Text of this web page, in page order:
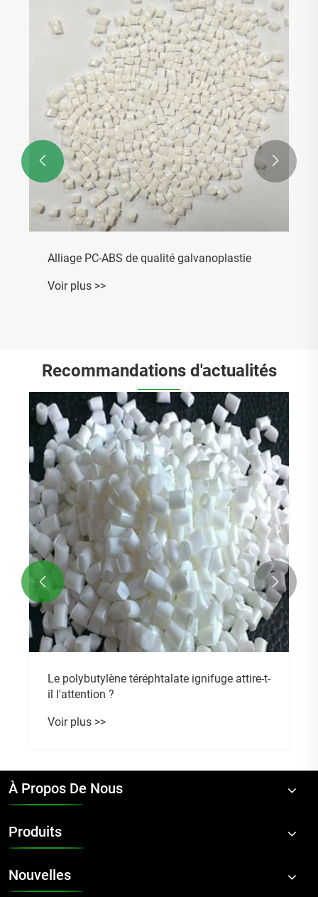
Alliage PC-ABS de qualité galvanoplastie
Voir plus >>
 
Recommandations d'actualités
Le polybutylène téréphtalate ignifuge attire-t-
il l'attention ?
Voir plus >>
 
À Propos De Nous
Produits
Nouvelles